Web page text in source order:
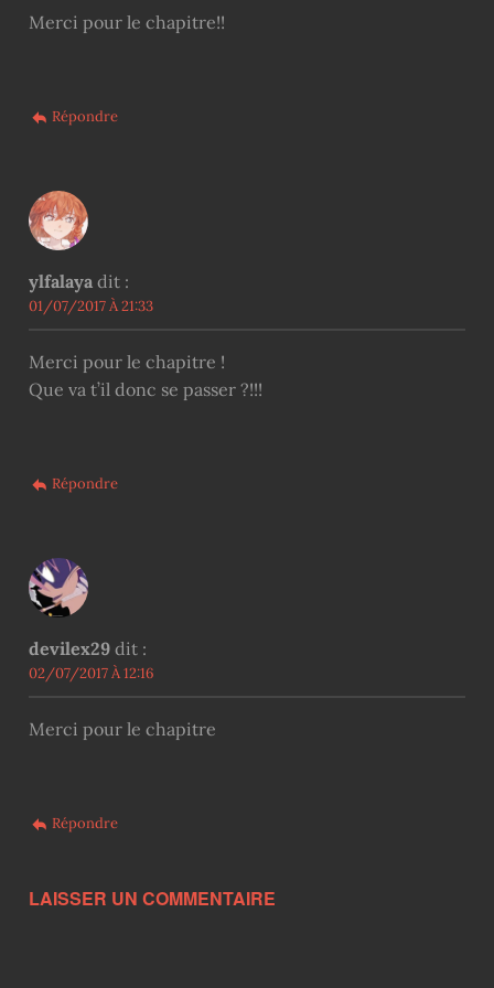
Merci pour le chapitre!!
Répondre
ylfalaya dit :
01/07/2017 À 21:33
Merci pour le chapitre !
Que va t’il donc se passer ?!!!
Répondre
devilex29 dit :
02/07/2017 À 12:16
Merci pour le chapitre
Répondre
LAISSER UN COMMENTAIRE